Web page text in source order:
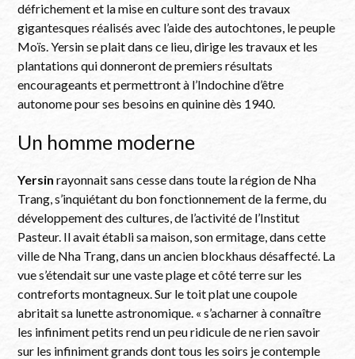
défrichement et la mise en culture sont des travaux
gigantesques réalisés avec l’aide des autochtones, le peuple
Moïs. Yersin se plait dans ce lieu, dirige les travaux et les
plantations qui donneront de premiers résultats
encourageants et permettront à l’Indochine d’être
autonome pour ses besoins en quinine dès 1940.
Un homme moderne
Yersinrayonnait sans cesse dans toute la région de Nha
Trang, s’inquiétant du bon fonctionnement de la ferme, du
développement des cultures, de l’activité de l’Institut
Pasteur. Il avait établi sa maison, son ermitage, dans cette
ville de Nha Trang, dans un ancien blockhaus désaffecté. La
vue s’étendait sur une vaste plage et côté terre sur les
contreforts montagneux. Sur le toit plat une coupole
abritait sa lunette astronomique. « s’acharner à connaître
les infiniment petits rend un peu ridicule de ne rien savoir
sur les infiniment grands dont tous les soirs je contemple